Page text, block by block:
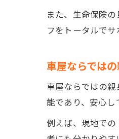
また、生命保険
フをトータルで
車屋ならでは
車屋ならではの
能であり、安心し
例えば、現地で